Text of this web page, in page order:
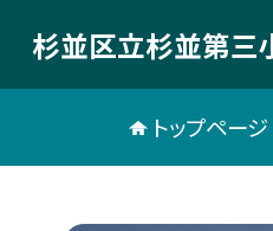
杉並区立杉並第三
トップページ